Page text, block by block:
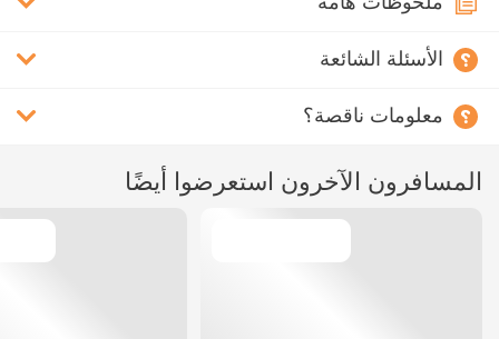
الأسئلة الشائعة
معلومات ناقصة؟
المسافرون الآخرون استعرضوا أيضًا